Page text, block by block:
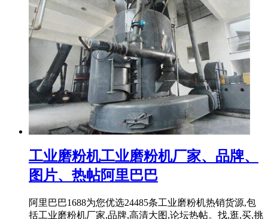
工业磨粉机工业磨粉机厂家、品牌、
图片、热帖阿里巴巴
阿里巴巴1688为您优选24485条工业磨粉机热销货源,包
括工业磨粉机厂家,品牌,高清大图,论坛热帖。找,逛,买,挑